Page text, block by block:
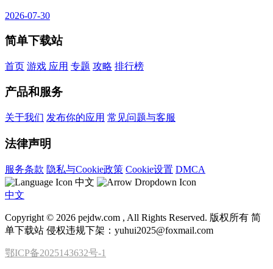
2026-07-30
简单下载站
首页 游戏 应用 专题 攻略 排行榜
产品和服务
关于我们 发布你的应用 常见问题与客服
法律声明
服务条款 隐私与Cookie政策 Cookie设置 DMCA
中文
中文
Copyright © 2026 pejdw.com , All Rights Reserved. 版权所有 简
单下载站 侵权违规下架：yuhui2025@foxmail.com
鄂ICP备2025143632号-1